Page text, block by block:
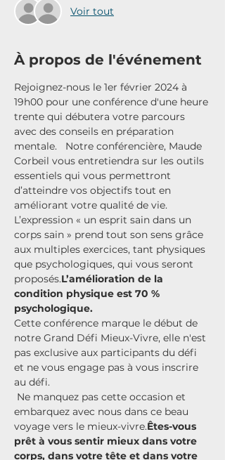
Voir tout
À propos de l'événement
Rejoignez-nous le 1er février 2024 à
19h00 pour une conférence d'une heure
trente qui débutera votre parcours
avec des conseils en préparation
mentale.
Notre conférencière, Maude
Corbeil vous entretiendra sur les outils
essentiels qui vous permettront
d’atteindre vos objectifs tout en
améliorant votre qualité de vie.
L’expression « un esprit sain dans un
corps sain » prend tout son sens grâce
aux multiples exercices, tant physiques
que psychologiques, qui vous seront
proposés.L’amélioration de la
condition physique est 70 %
psychologique.
Cette conférence marque le début de
notre Grand Défi Mieux-Vivre, elle n'est
pas exclusive aux participants du défi
et ne vous engage pas à vous inscrire
au défi.
embarquez avec nous dans ce beau
voyage vers le mieux-vivre.Êtes-vous
prêt à vous sentir mieux dans votre
corps, dans votre tête et dans votre